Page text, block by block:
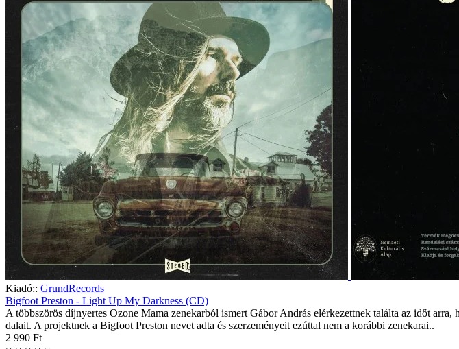
Kiadó:: GrundRecords
Bigfoot Preston - Light Up My Darkness (CD)
A többszörös díjnyertes Ozone Mama zenekarból ismert Gábor András elérkezettnek találta az időt
dalait. A projektnek a Bigfoot Preston nevet adta és szerzeményeit ezúttal nem a korábbi zenekarai..
2 990 Ft